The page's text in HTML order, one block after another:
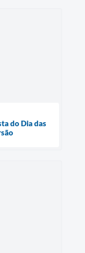
do Dia das